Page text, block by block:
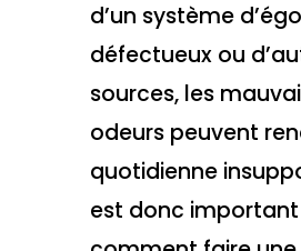
d’un système
défectueux ou
sources, les
odeurs peuvent
quotidienne
est donc